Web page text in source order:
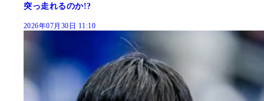
突っ走れるのか!?
2026年07月30日 11:10